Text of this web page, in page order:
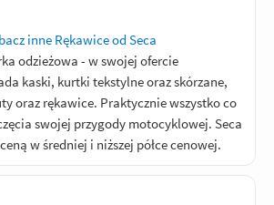
inne Rękawice od Seca
odzieżowa - w swojej ofercie
kaski, kurtki tekstylne oraz skórzane,
oraz rękawice. Praktycznie wszystko co
swojej przygody motocyklowej. Seca
w średniej i niższej półce cenowej.